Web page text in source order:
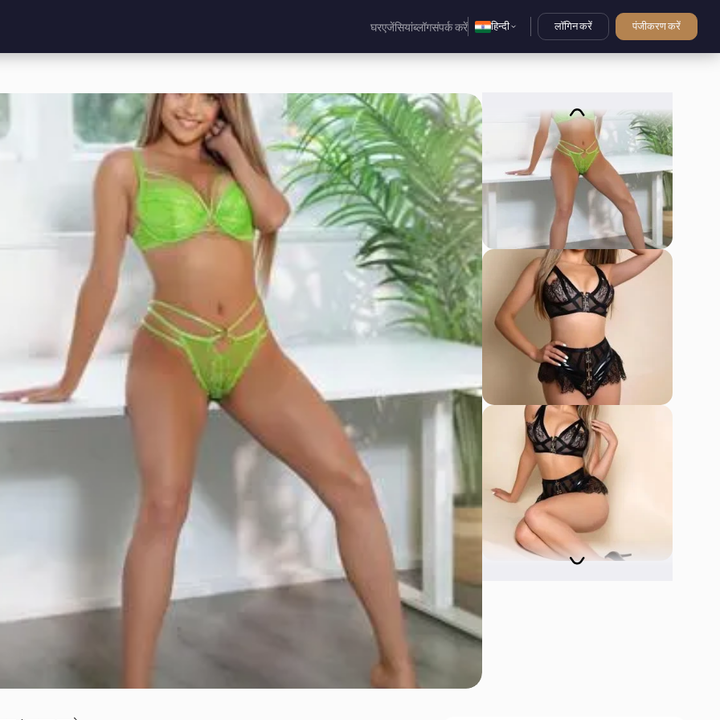
घरएजेंसियांब्लॉगसंपर्क करें हिन्दी लॉगिन करें पंजीकरण करें